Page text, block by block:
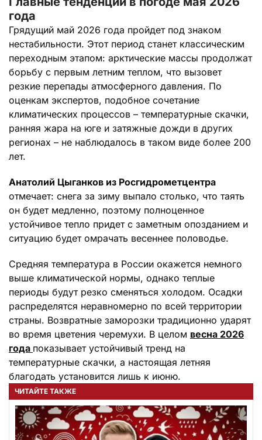
года
Грядущий май 2026 года пройдет под знаком
нестабильности. Этот период станет классическим
переходным этапом: арктические массы продолжат
борьбу с первым летним теплом, что вызовет
резкие перепады атмосферного давления. По
оценкам экспертов, подобное сочетание
климатических процессов – температурные скачки,
ранняя жара на юге и затяжные дожди в других
регионах – не наблюдалось в таком виде более 200
лет.
Анатолий Цыганков из Росгидрометцентра
отмечает: снега за зиму выпало столько, что таять
он будет медленно, поэтому полноценное
устойчивое тепло придет с заметным опозданием и
ситуацию будет омрачать весеннее половодье.
Средняя температура в России окажется немного
выше климатической нормы, однако теплые
периоды будут резко сменяться холодом. Осадки
распределятся неравномерно по всей территории
страны. Возвратные заморозки традиционно ударят
во время цветения черемухи. В целом весна 2026
года показывает устойчивый тренд на
температурные скачки, а настоящая летняя
благодать установится лишь к июню.
ЧИТАЙТЕ ТАКЖЕ